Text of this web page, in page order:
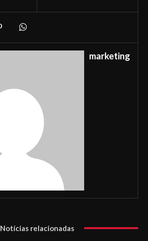
marketing
Notícias relacionadas